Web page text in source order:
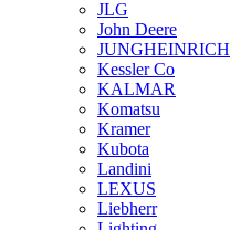
JLG
John Deere
JUNGHEINRICH
Kessler Co
KALMAR
Komatsu
Kramer
Kubota
Landini
LEXUS
Liebherr